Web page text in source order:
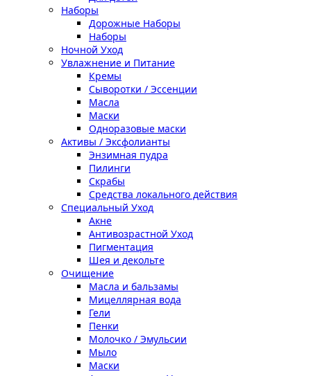
Наборы
Дорожные Наборы
Наборы
Ночной Уход
Увлажнение и Питание
Кремы
Сыворотки / Эссенции
Масла
Маски
Одноразовые маски
Активы / Эксфолианты
Энзимная пудра
Пилинги
Скрабы
Средства локального действия
Специальный Уход
Акне
Антивозрастной Уход
Пигментация
Шея и декольте
Очищение
Масла и бальзамы
Мицеллярная вода
Гели
Пенки
Молочко / Эмульсии
Мыло
Маски